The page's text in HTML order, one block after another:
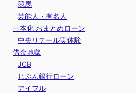
競馬
芸能人・有名人
一本化 おまとめローン
中央リテール実体験
借金地獄
JCB
じぶん銀行ローン
アイフル